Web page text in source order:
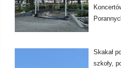
Skakał
szkoły,